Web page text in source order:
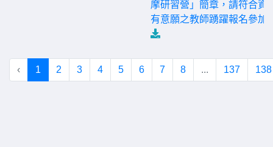
摩研習營」簡章，請符合資
有意願之教師踴躍報名參加
‹ 1 2 3 4 5 6 7 8 ... 137 138